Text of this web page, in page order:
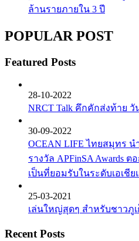
ล้านรายภายใน 3 ปี
POPULAR POST
Featured Posts
28-10-2022
NRCT Talk คึกคักส่งท้าย
30-09-2022
OCEAN LIFE ไทยสมุทร
รางวัล APFinSA Awards
เป็นที่ยอมรับในระดับเอเชี
25-03-2021
เล่นใหญ่สุดๆ สำหรับชาวภู
Recent Posts